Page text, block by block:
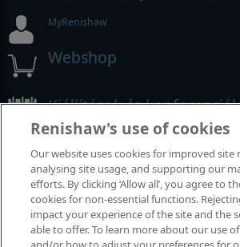
MyRenishaw
Webshop
Kiállítások és konferenciák
Renishaw's use of cookies
Our website uses cookies for improved site
analysing site usage, and supporting our
efforts. By clicking ‘Allow all’, you agree to
cookies for non-essential functions.
impact your experience of the site and the
able to offer. To learn more about our use